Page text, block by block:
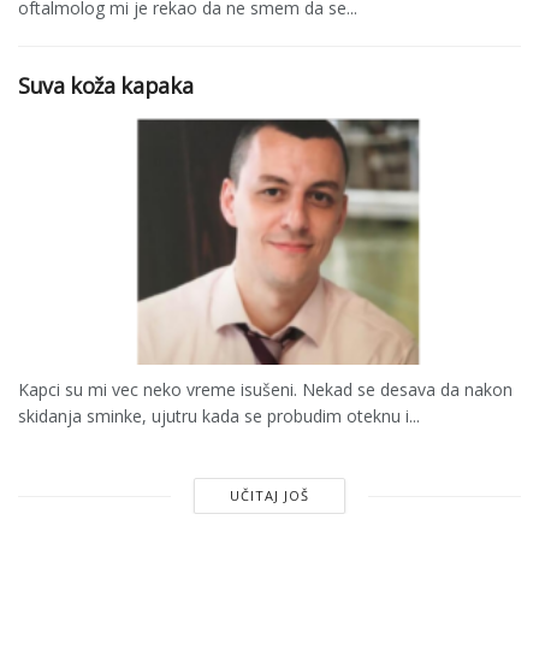
oftalmolog mi je rekao da ne smem da se...
Suva koža kapaka
Kapci su mi vec neko vreme isušeni. Nekad se desava da nakon
skidanja sminke, ujutru kada se probudim oteknu i...
UČITAJ JOŠ